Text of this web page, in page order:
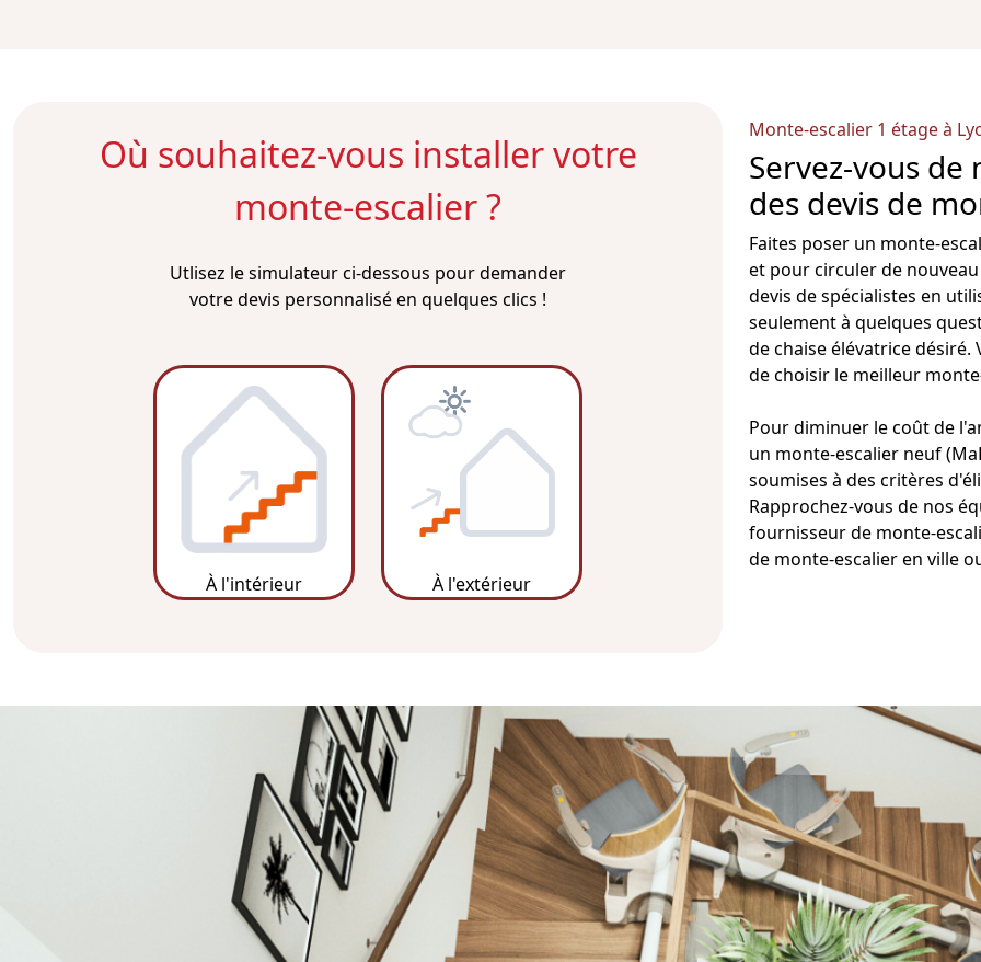
Où souhaitez-vous installer votre
monte-escalier ?
Utlisez le simulateur ci-dessous pour demander
votre devis personnalisé en quelques clics !
À l'intérieur À l'extérieur
Monte-escalier 1 étage à
Servez-vous
des devis de
Faites poser un monte-
et pour circuler de
devis de spécialistes en
seulement à quelques
de chaise élévatrice
de choisir le meilleur
Pour diminuer le coût de
un monte-escalier neuf
soumises à des critères
Rapprochez-vous de nos
fournisseur de monte-
de monte-escalieren ville